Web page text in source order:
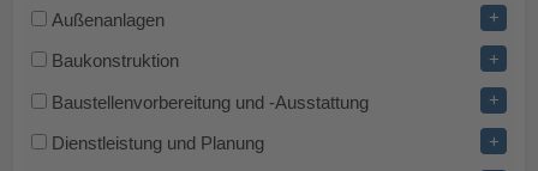
Außenanlagen
+
Baukonstruktion +
Baustellenvorbereitung und -Ausstattung +
Dienstleistung und Planung +